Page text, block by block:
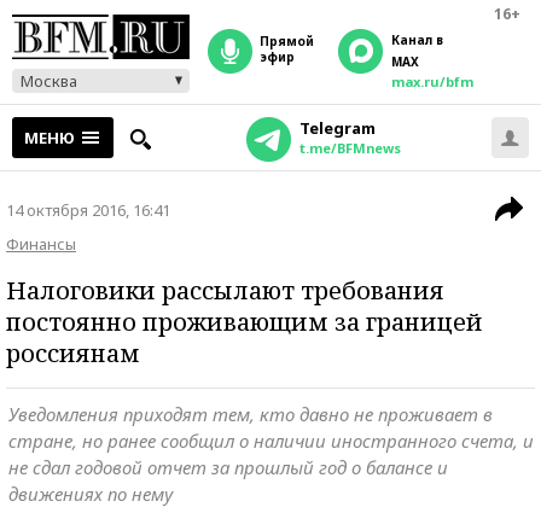
16+
Москва
прямой
эфир
Канал в
MAX
max.ru/bfm
МЕНЮ Telegram
t.me/BFMnews
14 октября 2016, 16:41
Финансы
Налоговики рассылают требования
постоянно проживающим за границей
россиянам
Уведомления приходят тем, кто давно не проживает в
стране, но ранее сообщил о наличии иностранного счета, и
не сдал годовой отчет за прошлый год о балансе и
движениях по нему